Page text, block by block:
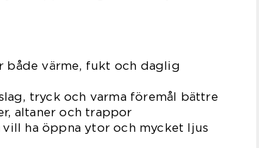
både värme, fukt och daglig
tryck och varma föremål bättre
altaner och trappor
ha öppna ytor och mycket ljus